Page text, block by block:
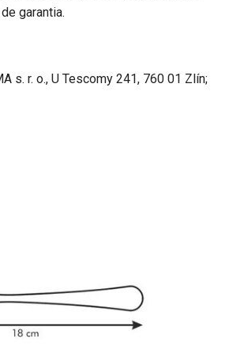
garantia.
s. r. o., U Tescomy 241, 760 01 Zlín;